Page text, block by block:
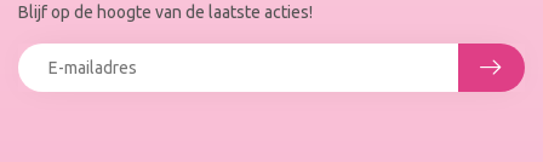
Blijf op de hoogte van de laatste acties!